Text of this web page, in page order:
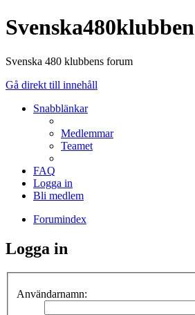
Svenska480klubben
Svenska 480 klubbens forum
Gå direkt till innehåll
Snabblänkar
Medlemmar
Teamet
FAQ
Logga in
Bli medlem
Forumindex
Logga in
Användarnamn: